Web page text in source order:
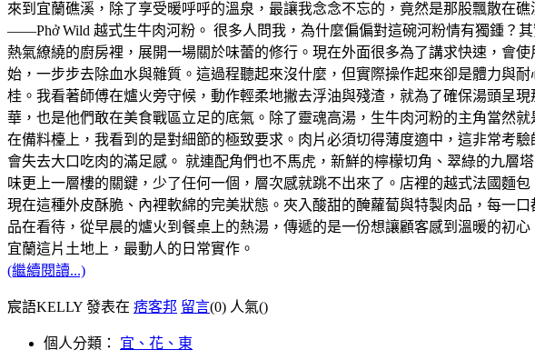
來到宜蘭礁溪，除了享受暖呼呼的溫泉，最讓我念念不忘的，竟然是那股飄散在
——Phở Wild 越式生牛肉河粉。 很多人問我，為什麼偏偏對這碗河粉情有獨鍾？
熱氣繚繞的廚房裡，展開一場關於味蕾的修行。現在外面很多為了講求快速，會
始，一步步去除血水與雜質。這過程聽起來沒什麼，但實際操作起來卻是體力與
桂。我看著師傅在爐火旁守候，動作輕柔地撇去浮油與殘渣，就為了確保湯頭呈
華，也是他們敢在美食戰區立足的底氣。除了靈魂高湯，生牛肉河粉的主角當然
在備料檯上，我看到的是對細節的極致要求。肉片必須切得薄度適中，這非常考
會失去大口吃肉的滿足感。 就連配角們也不馬虎，新鮮的檸檬切角、翠綠的九層
味更上一層樓的關鍵，少了任何一個，層次感就跳不出來了。店裡的越式法國麵
現在這種外皮酥脆、內裡軟綿的完美狀態。夾入酸甜的醃蘿蔔與特製肉品，每一
品在看待，從早晨的爐火到餐桌上的熱湯，傳遞的是一份想讓顧客感到溫暖的初
宜蘭這片土地上，最動人的日常實作。
(繼續閱讀...)
宸語KELLY 發表在 痞客邦 留言(0) 人氣()
個人分類： 宜、花、東